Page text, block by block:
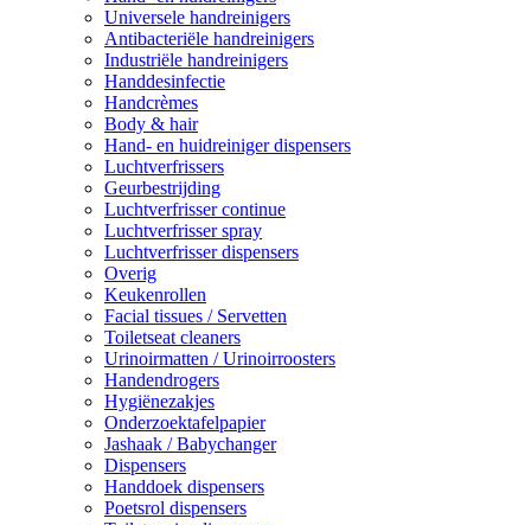
Universele handreinigers
Antibacteriële handreinigers
Industriële handreinigers
Handdesinfectie
Handcrèmes
Body & hair
Hand- en huidreiniger dispensers
Luchtverfrissers
Geurbestrijding
Luchtverfrisser continue
Luchtverfrisser spray
Luchtverfrisser dispensers
Overig
Keukenrollen
Facial tissues / Servetten
Toiletseat cleaners
Urinoirmatten / Urinoirroosters
Handendrogers
Hygiënezakjes
Onderzoektafelpapier
Jashaak / Babychanger
Dispensers
Handdoek dispensers
Poetsrol dispensers